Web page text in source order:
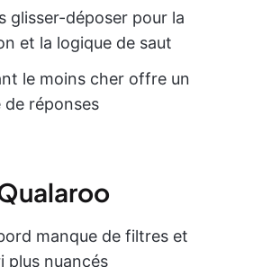
glisser-déposer pour la
et la logique de saut
le moins cher offre un
réponses
manque de filtres et
plus nuancés